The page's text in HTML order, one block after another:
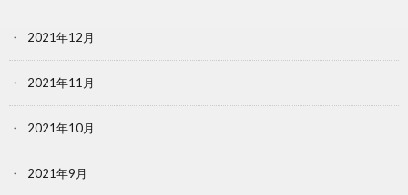
2021年12月
2021年11月
2021年10月
2021年9月